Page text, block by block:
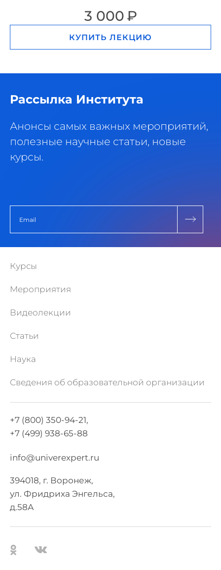
КУПИТЬ ЛЕКЦИЮ
3 000
Рассылка Института
Анонсы самых важных мероприятий,
полезные научные статьи, новые
курсы.
Курсы
Мероприятия
Видеолекции
Статьи
Наука
Сведения об образовательной организации
+7 (800) 350-94-21,
+7 (499) 938-65-88
info@univerexpert.ru
394018, г. Воронеж,
ул. Фридриха Энгельса,
д.58А